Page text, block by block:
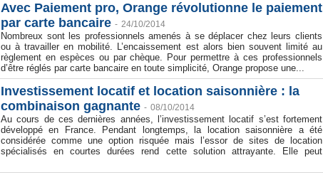
Avec Paiement pro, Orange révolutionne le paiement
par carte bancaire - 24/10/2014
Nombreux sont les professionnels amenés à se déplacer chez leurs clients
ou à travailler en mobilité. L’encaissement est alors bien souvent limité au
règlement en espèces ou par chèque. Pour permettre à ces professionnels
d’être réglés par carte bancaire en toute simplicité, Orange propose une...
Investissement locatif et location saisonnière : la
combinaison gagnante - 08/10/2014
Au cours de ces dernières années, l’investissement locatif s’est fortement
développé en France. Pendant longtemps, la location saisonnière a été
considérée comme une option risquée mais l’essor de sites de location
spécialisés en courtes durées rend cette solution attrayante. Elle peut